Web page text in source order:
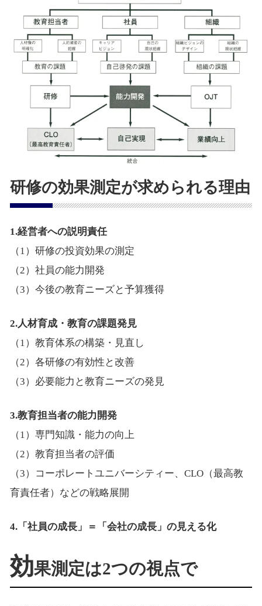
研修の効果測定が求められる理由
1.経営者への説明責任
（1）研修の投資効果の測定
（2）社員の能力開発
（3）今後の教育ニーズと予算獲得
2.人材育成・教育の課題発見
（1）教育体系の構築・見直し
（2）各研修の有効性と改善
（3）必要能力と教育ニーズの発見
3.教育担当者の能力開発
（1）専門知識・能力の向上
（2）教育担当者の評価
（3）コーポレートユニバーシティー、CLO（最高教
育責任者）などの戦略展開
4.「社員の成長」＝「会社の成長」の見える化
効果測定は2つの視点で